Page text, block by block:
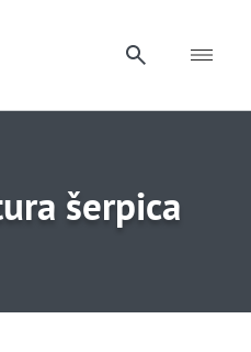
šerpica